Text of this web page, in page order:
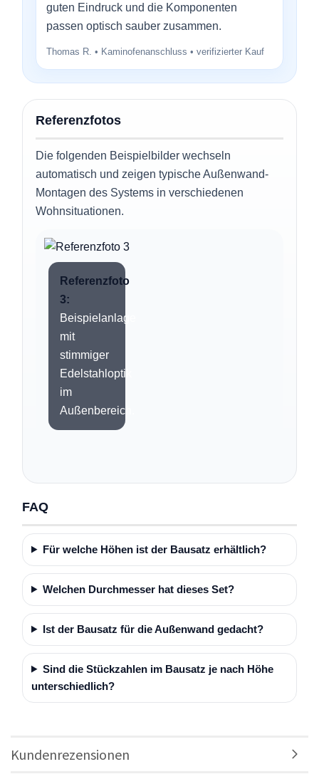
guten Eindruck und die Komponenten
passen optisch sauber zusammen.
Thomas R. • Kaminofenanschluss • verifizierter Kauf
Referenzfotos
Die folgenden Beispielbilder wechseln
automatisch und zeigen typische Außenwand-
Montagen des Systems in verschiedenen
Wohnsituationen.
Referenzfoto
3:
Beispielanlage
mit
stimmiger
Edelstahloptik
im
Außenbereich.
FAQ
Für welche Höhen ist der Bausatz erhältlich?
Welchen Durchmesser hat dieses Set?
Ist der Bausatz für die Außenwand gedacht?
Sind die Stückzahlen im Bausatz je nach Höhe
unterschiedlich?
Kundenrezensionen